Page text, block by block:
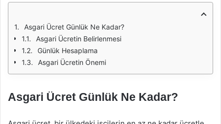
Asgari Ücret Günlük Ne Kadar?
Asgari Ücretin Belirlenmesi
Günlük Hesaplama
Asgari Ücretin Önemi
Asgari Ücret Günlük Ne Kadar?